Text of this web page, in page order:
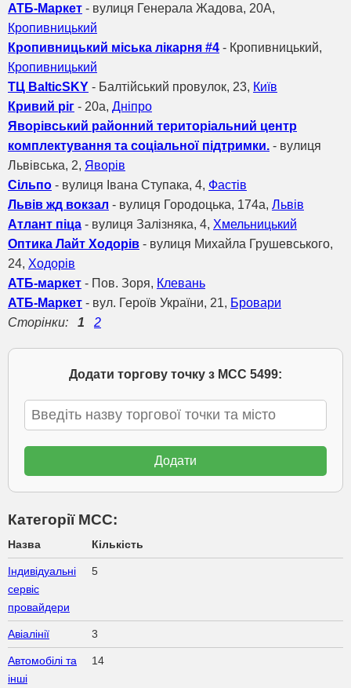
АТБ-Маркет - вулиця Генерала Жадова, 20А,
Кропивницький
Кропивницький міська лікарня #4 - Кропивницький,
Кропивницький
ТЦ BalticSKY - Балтійський провулок, 23, Київ
Кривий ріг - 20а, Дніпро
Яворівський районний територіальний центр
комплектування та соціальної підтримки. - вулиця
Львівська, 2, Яворів
Сільпо - вулиця Івана Ступака, 4, Фастів
Львів жд вокзал - вулиця Городоцька, 174а, Львів
Атлант піца - вулиця Залізняка, 4, Хмельницький
Оптика Лайт Ходорів - вулиця Михайла Грушевського,
24, Ходорів
АТБ-маркет - Пов. Зоря, Клевань
АТБ-Маркет - вул. Героїв України, 21, Бровари
Сторінки: 1 2
Додати торгову точку з МСС 5499:
Категорії МСС:
Назва Кількість
Індивідуальні
сервіс
провайдери
5
Авіалінії 3
Автомобілі та
інші
14